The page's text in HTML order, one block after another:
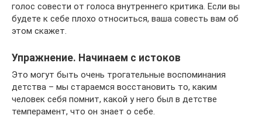
голос совести от голоса внутреннего критика. Если вы
будете к себе плохо относиться, ваша совесть вам об
этом скажет.
Упражнение. Начинаем с истоков
Это могут быть очень трогательные воспоминания
детства – мы стараемся восстановить то, каким
человек себя помнит, какой у него был в детстве
темперамент, что он знает о себе.